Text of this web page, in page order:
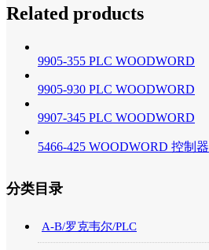
Related products
9905-355 PLC WOODWORD
9905-930 PLC WOODWORD
9907-345 PLC WOODWORD
5466-425 WOODWORD 控制器
分类目录
A-B/罗克韦尔/PLC